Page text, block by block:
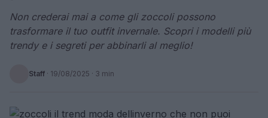
Non crederai mai a come gli zoccoli possono
trasformare il tuo outfit invernale. Scopri i modelli più
trendy e i segreti per abbinarli al meglio!
Staff · 19/08/2025 · 3 min